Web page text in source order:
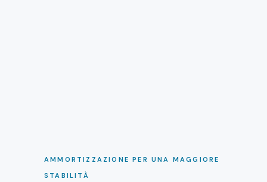
AMMORTIZZAZIONE PER UNA MAGGIORE
STABILITÀ